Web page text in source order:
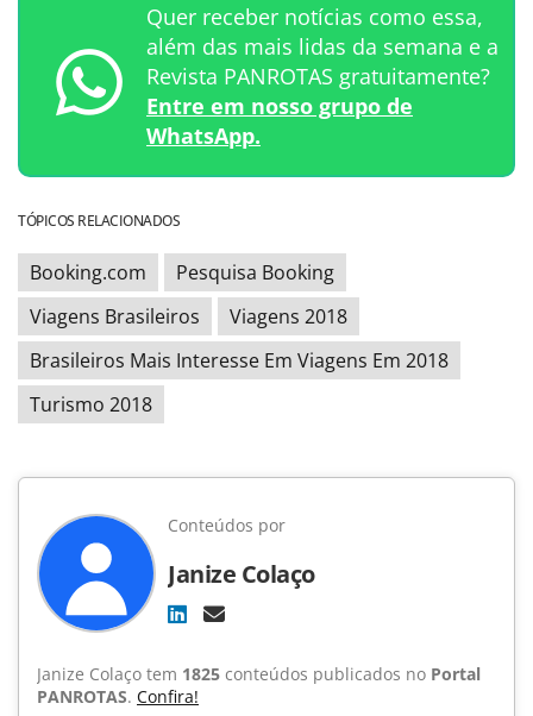
Quer receber notícias como essa,
além das mais lidas da semana e a
Revista PANROTAS gratuitamente?
Entre em nosso grupo de
WhatsApp.
TÓPICOS RELACIONADOS
Booking.com
Pesquisa Booking
Viagens Brasileiros
Viagens 2018
Brasileiros Mais Interesse Em Viagens Em 2018
Turismo 2018
Conteúdos por
Janize Colaço
Janize Colaço tem 1825 conteúdos publicados no Portal
PANROTAS. Confira!